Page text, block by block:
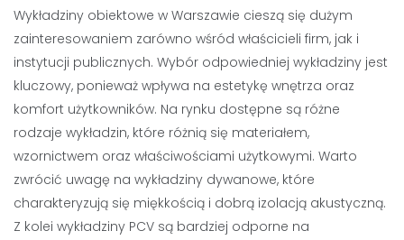
Wykładziny obiektowe w Warszawie cieszą się dużym
zainteresowaniem zarówno wśród właścicieli firm, jak i
instytucji publicznych. Wybór odpowiedniej wykładziny jest
kluczowy, ponieważ wpływa na estetykę wnętrza oraz
komfort użytkowników. Na rynku dostępne są różne
rodzaje wykładzin, które różnią się materiałem,
wzornictwem oraz właściwościami użytkowymi. Warto
zwrócić uwagę na wykładziny dywanowe, które
charakteryzują się miękkością i dobrą izolacją akustyczną.
Z kolei wykładziny PCV są bardziej odporne na